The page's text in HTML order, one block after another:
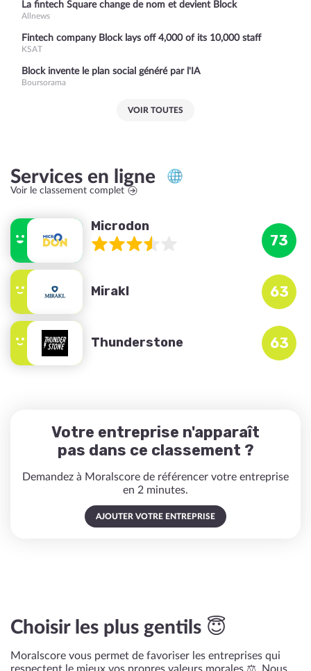
La fintech Square change de nom et devient Block
Allnews
Fintech company Block lays off 4,000 of its 10,000 staff
KSAT
Block invente le plan social généré par l'IA
Boursorama
VOIR TOUTES
Services en ligne
Voir le classement complet
Microdon
73
Mirakl 63
Thunderstone 63
Votre entreprise n'apparaît
pas dans ce classement ?
Demandez à Moralscore de référencer votre entreprise
en 2 minutes.
AJOUTER VOTRE ENTREPRISE
Choisir les plus gentils 😇
Moralscore vous permet de favoriser les entreprises qui